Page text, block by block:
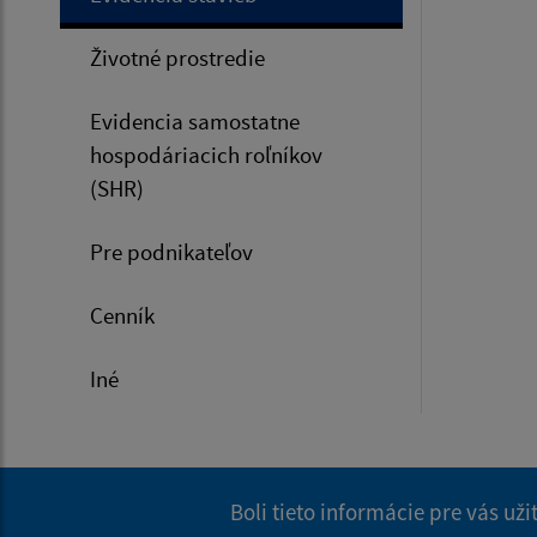
Životné prostredie
Evidencia samostatne
hospodáriacich roľníkov
(SHR)
Pre podnikateľov
Cenník
Iné
Boli tieto informácie pre vás